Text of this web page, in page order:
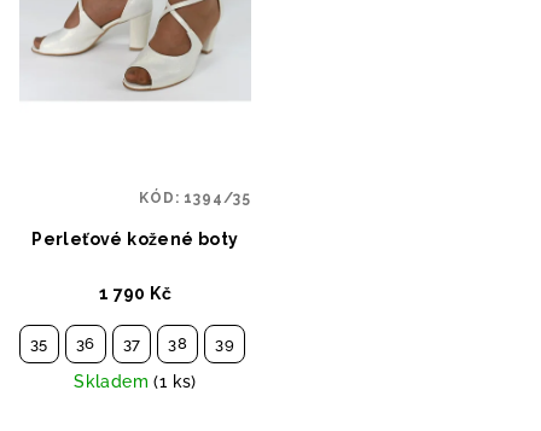
Perleťové kožené boty
1 790 Kč
35 36 37 38 39
Skladem(1 ks)
KÓD: 1394/35